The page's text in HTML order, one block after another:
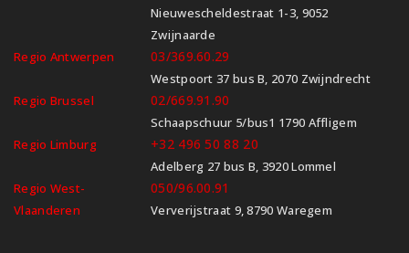
Nieuwescheldestraat 1-3, 9052
Zwijnaarde
Regio Antwerpen
03/369.60.29
Westpoort 37 bus B, 2070 Zwijndrecht
Regio Brussel
02/669.91.90
Schaapschuur 5/bus1 1790 Affligem
Regio Limburg
+32 496 50 88 20
Adelberg 27 bus B, 3920 Lommel
Regio West-
Vlaanderen
050/96.00.91
Ververijstraat 9, 8790 Waregem